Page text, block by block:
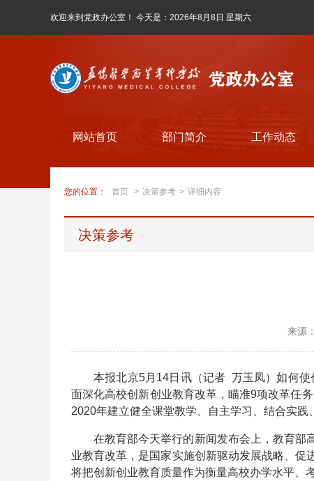
欢迎来到党政办公室！ 今天是： 2026年8月8日 星期六
网站首页 部门简介 工作动态
您的位置： 首页 > 决策参考 > 详细内容
决策参考
来源：
本报北京5月14日讯（记者 万玉凤）如何
面深化高校创新创业教育改革，瞄准9项改革任
2020年建立健全课堂教学、自主学习、结合实践
在教育部今天举行的新闻发布会上，教育部
业教育改革，是国家实施创新驱动发展战略、
将把创新创业教育质量作为衡量高校办学水平、